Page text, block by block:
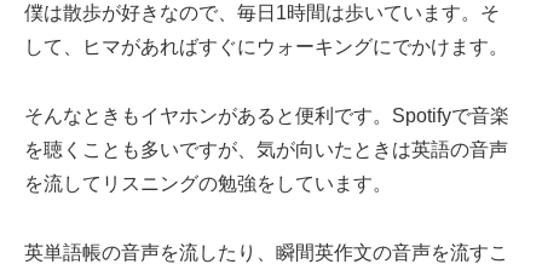
僕は散歩が好きなので、毎日1時間は歩いています。そ
して、ヒマがあればすぐにウォーキングにでかけます。
そんなときもイヤホンがあると便利です。Spotifyで音楽
を聴くことも多いですが、気が向いたときは英語の音声
を流してリスニングの勉強をしています。
英単語帳の音声を流したり、瞬間英作文の音声を流すこ